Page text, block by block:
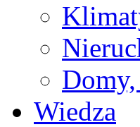
Wiedza